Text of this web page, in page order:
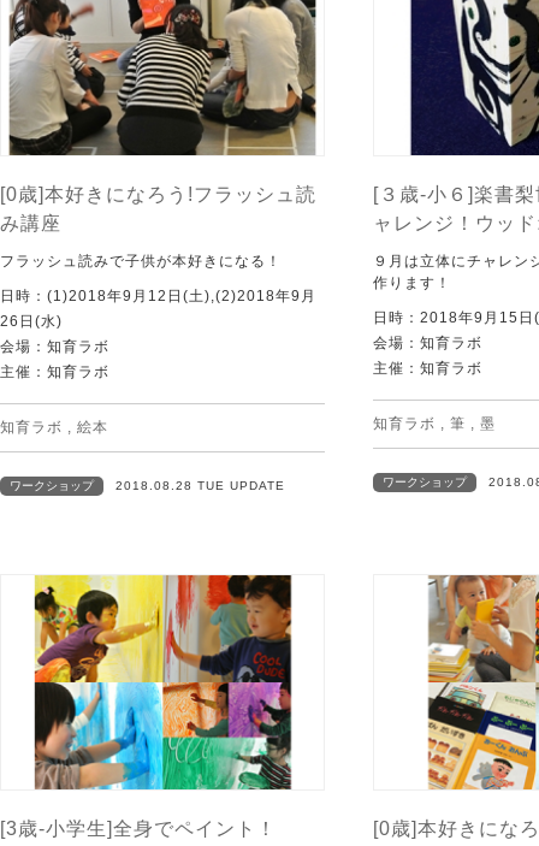
[0歳]本好きになろう!フラッシュ読
み講座
フラッシュ読みで子供が本好きになる！
日時：(1)2018年9月12日(土),(2)2018年9月
26日(水)
会場：知育ラボ
主催：知育ラボ
知育ラボ , 絵本
ワークショップ 2018.08.28 TUE UPDATE
[３歳-小６]楽書
ャレンジ！ウッ
９月は立体にチャレン
作ります！
日時：2018年9月15日
会場：知育ラボ
主催：知育ラボ
知育ラボ , 筆 , 墨
ワークショップ
[3歳-小学生]全身でペイント！
[0歳]本好きにな